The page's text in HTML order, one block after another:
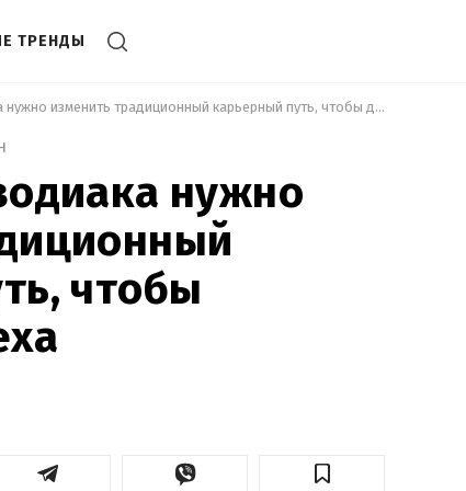
ТРЕНДЫ
Трем знакам зодиака нужно изменить традиционный карьерный путь, чтобы добиться успеха
нужно
чтобы